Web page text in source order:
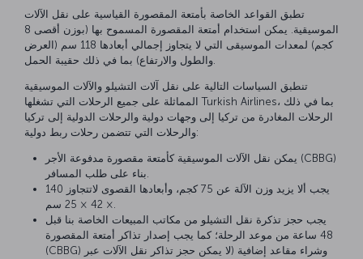
تطبق القواعد الخاصة بأمتعة المقصورة القياسية على نقل الآلات
الموسيقية. يمكن استخدام أمتعة المقصورة المسموح بها (بوزن أقصى 8
كجم) لمعدات الموسيقى التي لا يتجاوز إجمالي أبعادها 118 سم (العرض
والطول والارتفاع) بما في ذلك حقيبة الحمل.
تنطبق السياسات التالية على نقل آلات التشيلو والآلات الموسيقية
المماثلة على جميع الرحلات التي تشغلها Turkish Airlines، بما في ذلك
الرحلات المغادرة من تركيا إلى وجهات دولية والرحلات الدولية إلى تركيا
والرحلات التي تتضمن رحلات ربط دولية:
يمكن نقل الآلات الموسيقية كأمتعة مقصورة مدفوعة الأجر (CBBG)
بناء على طلب المسافر.
يجب ألا يزيد وزن الآلة عن 75 كجم، وأبعادها القصوى لاتتجاوز 140
× 42 × 25 سم.
يجب حجز تذكرة نقل التشيلو من مكاتب المبيعات الخاصة بنا قبل
48 ساعة من موعد الرحلة؛ كما يجب إصدار تذاكر أمتعة المقصورة
(CBBG) وشراء مقاعد إضافية (لا يمكن حجز تذاكر نقل الآلات عبر